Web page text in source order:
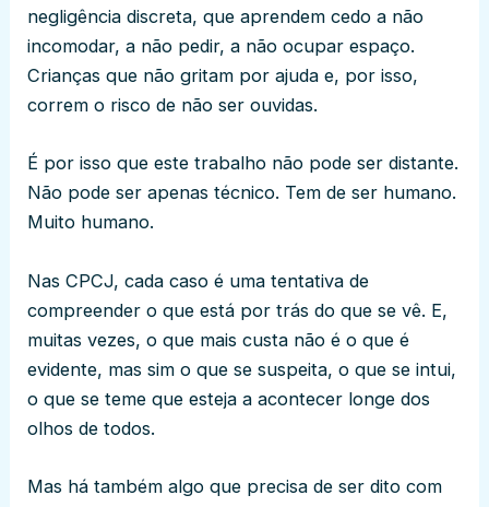
negligência discreta, que aprendem cedo a não
incomodar, a não pedir, a não ocupar espaço.
Crianças que não gritam por ajuda e, por isso,
correm o risco de não ser ouvidas.
É por isso que este trabalho não pode ser distante.
Não pode ser apenas técnico. Tem de ser humano.
Muito humano.
Nas CPCJ, cada caso é uma tentativa de
compreender o que está por trás do que se vê. E,
muitas vezes, o que mais custa não é o que é
evidente, mas sim o que se suspeita, o que se intui,
o que se teme que esteja a acontecer longe dos
olhos de todos.
Mas há também algo que precisa de ser dito com